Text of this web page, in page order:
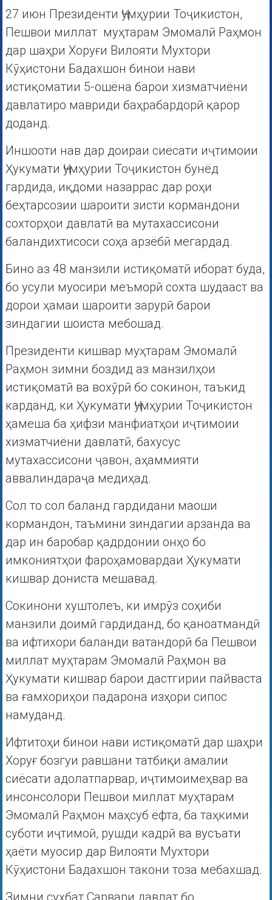
27 июн Президенти Ҷумҳурии Тоҷикистон,
Пешвои миллат муҳтарам Эмомалӣ Раҳмон
дар шаҳри Хоруғи Вилояти Мухтори
Кӯҳистони Бадахшон бинои нави
истиқоматии 5-ошёна барои хизматчиёни
давлатиро мавриди баҳрабардорӣ қарор
доданд.
Иншооти нав дар доираи сиёсати иҷтимоии
Ҳукумати Ҷумҳурии Тоҷикистон бунёд
гардида, иқдоми назаррас дар роҳи
беҳтарсозии шароити зисти кормандони
сохторҳои давлатӣ ва мутахассисони
баландихтисоси соҳа арзёбӣ мегардад.
Бино аз 48 манзили истиқоматӣ иборат буда,
бо усули муосири меъморӣ сохта шудааст ва
дорои ҳамаи шароити зарурӣ барои
зиндагии шоиста мебошад.
Президенти кишвар муҳтарам Эмомалӣ
Раҳмон зимни боздид аз манзилҳои
истиқоматӣ ва вохӯрӣ бо сокинон, таъкид
карданд, ки Ҳукумати Ҷумҳурии Тоҷикистон
ҳамеша ба ҳифзи манфиатҳои иҷтимоии
хизматчиёни давлатӣ, бахусус
мутахассисони ҷавон, аҳаммияти
аввалиндараҷа медиҳад.
Сол то сол баланд гардидани маоши
кормандон, таъмини зиндагии арзанда ва
дар ин баробар қадрдонии онҳо бо
имкониятҳои фароҳамовардаи Ҳукумати
кишвар дониста мешавад.
Сокинони хуштолеъ, ки имрӯз соҳиби
манзили доимӣ гардиданд, бо қаноатмандӣ
ва ифтихори баланди ватандорӣ ба Пешвои
миллат муҳтарам Эмомалӣ Раҳмон ва
Ҳукумати кишвар барои дастгирии пайваста
ва ғамхориҳои падарона изҳори сипос
намуданд.
Ифтитоҳи бинои нави истиқоматӣ дар шаҳри
Хоруғ бозгуи равшани татбиқи амалии
сиёсати адолатпарвар, иҷтимоимеҳвар ва
инсонсолори Пешвои миллат муҳтарам
Эмомалӣ Раҳмон маҳсуб ёфта, ба таҳкими
суботи иҷтимоӣ, рушди кадрӣ ва вусъати
ҳаёти муосир дар Вилояти Мухтори
Кӯҳистони Бадахшон такони тоза мебахшад.